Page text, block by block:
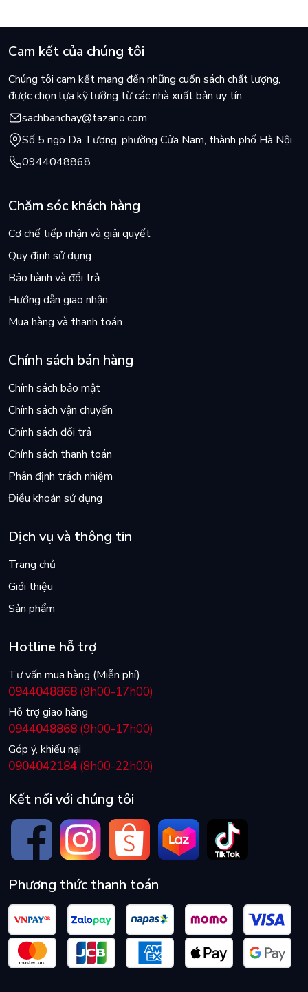
Cam kết của chúng tôi
Chúng tôi cam kết mang đến những cuốn sách chất lượng,
được chọn lựa kỹ lưỡng từ các nhà xuất bản uy tín.
sachbanchay@tazano.com
Số 5 ngõ Dã Tượng, phường Cửa Nam, thành phố Hà Nội
0944048868
Chăm sóc khách hàng
Cơ chế tiếp nhận và giải quyết
Quy định sử dụng
Bảo hành và đổi trả
Hướng dẫn giao nhận
Mua hàng và thanh toán
Chính sách bán hàng
Chính sách bảo mật
Chính sách vận chuyển
Chính sách đổi trả
Chính sách thanh toán
Phân định trách nhiệm
Điều khoản sử dụng
Dịch vụ và thông tin
Trang chủ
Giới thiệu
Sản phẩm
Hotline hỗ trợ
Tư vấn mua hàng (Miễn phí)
0944048868 (9h00-17h00)
Hỗ trợ giao hàng
0944048868 (9h00-17h00)
Góp ý, khiếu nại
0904042184 (8h00-22h00)
Kết nối với chúng tôi
Phương thức thanh toán